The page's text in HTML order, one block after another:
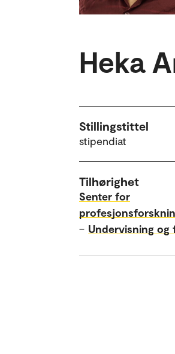
Heka
Stillingstittel
stipendiat
Tilhørighet
Senter for
– Undervisning og